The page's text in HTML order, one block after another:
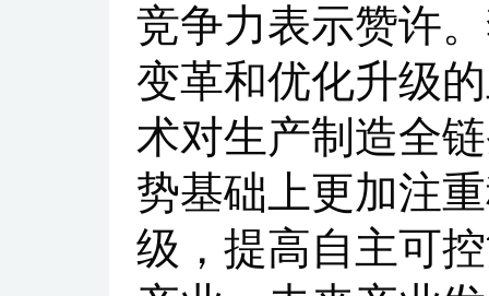
竞争力表示赞许
变革和优化升级
术对生产制造全
势基础上更加注
级，提高自主可